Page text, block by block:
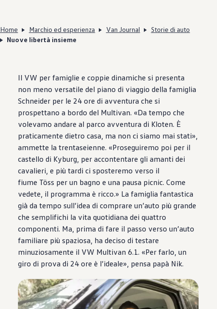
Home Marchio ed esperienza Van Journal
Storie di auto
Nuove libertà insieme
Il VW per famiglie e coppie dinamiche si presenta
non meno versatile del piano di viaggio della famiglia
Schneider per le 24 ore di avventura che si
prospettano a bordo del Multivan. «Da tempo che
volevamo andare al parco avventura di Kloten. È
praticamente dietro casa, ma non ci siamo mai stati»,
ammette la trentaseienne. «Proseguiremo poi per il
castello di Kyburg, per accontentare gli amanti dei
cavalieri, e più tardi ci sposteremo verso il
fiume Töss per un bagno e una pausa picnic. Come
vedete, il programma è ricco.» La famiglia fantastica
già da tempo sull’idea di comprare un’auto più grande
che semplifichi la vita quotidiana dei quattro
componenti. Ma, prima di fare il passo verso un’auto
familiare più spaziosa, ha deciso di testare
minuziosamente il VW Multivan 6.1. «Per farlo, un
giro di prova di 24 ore è l’ideale», pensa papà Nik.